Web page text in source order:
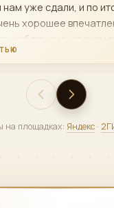
уже сдали, и по
хорошее
небольшие нюансы по
строителей- мы
качество и
и менно той бригады.
быстро. В
на площадках: Яндекс ·